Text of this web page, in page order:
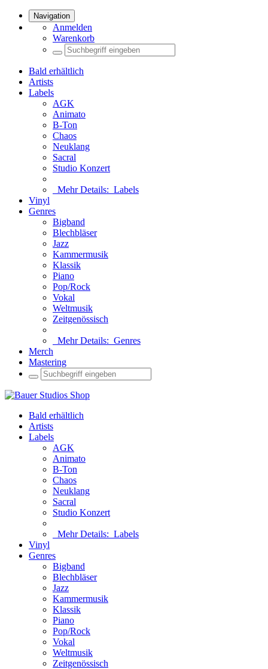
Navigation
Anmelden
Warenkorb
Bald erhältlich
Artists
Labels
AGK
Animato
B-Ton
Chaos
Neuklang
Sacral
Studio Konzert
Mehr Details: Labels
Vinyl
Genres
Bigband
Blechbläser
Jazz
Kammermusik
Klassik
Piano
Pop/Rock
Vokal
Weltmusik
Zeitgenössisch
Mehr Details: Genres
Merch
Mastering
Bald erhältlich
Artists
Labels
AGK
Animato
B-Ton
Chaos
Neuklang
Sacral
Studio Konzert
Mehr Details: Labels
Vinyl
Genres
Bigband
Blechbläser
Jazz
Kammermusik
Klassik
Piano
Pop/Rock
Vokal
Weltmusik
Zeitgenössisch